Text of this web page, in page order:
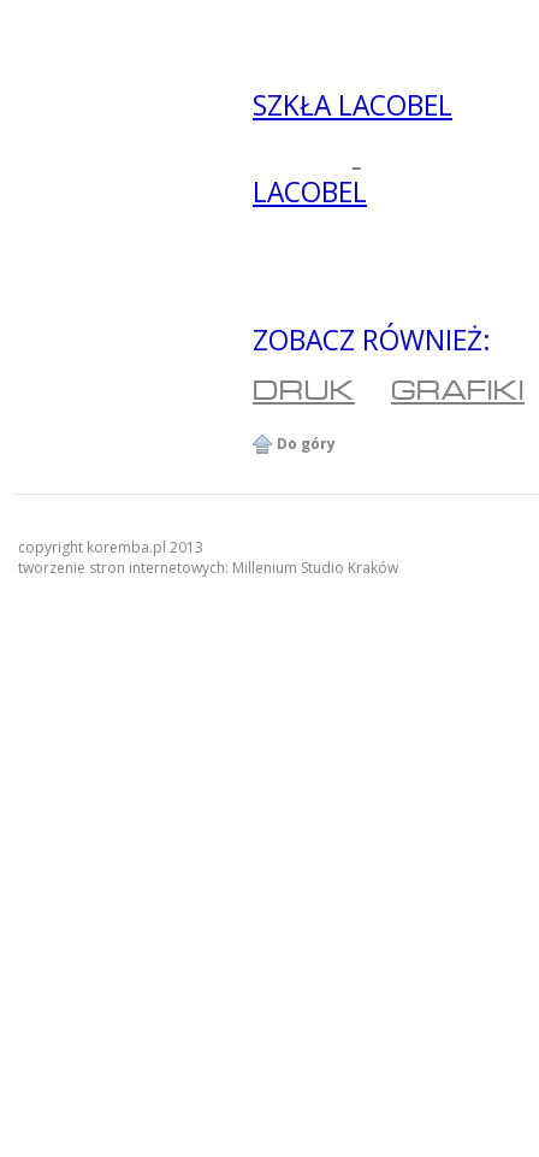
SZKŁA LACOBEL
LACOBEL
ZOBACZ RÓWNIEŻ:
DRUK GRAFIKI
Do góry
copyright koremba.pl 2013
tworzenie stron internetowych: Millenium Studio Kraków